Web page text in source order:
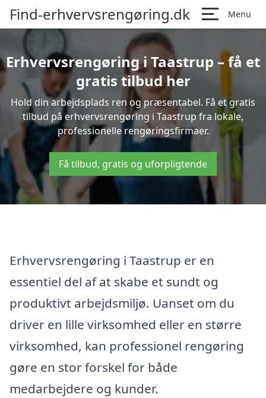
Find-erhvervsrengøring.dk Menu
Erhvervsrengøring i Taastrup – få et
gratis tilbud her
Hold din arbejdsplads ren og præsentabel. Få et gratis
tilbud på erhvervsrengøring i Taastrup fra lokale,
professionelle rengøringsfirmaer.
Få tilbud, gratis og uforpligtende
Erhvervsrengøring i Taastrup er en
essentiel del af at skabe et sundt og
produktivt arbejdsmiljø. Uanset om du
driver en lille virksomhed eller en større
virksomhed, kan professionel rengøring
gøre en stor forskel for både
medarbejdere og kunder.